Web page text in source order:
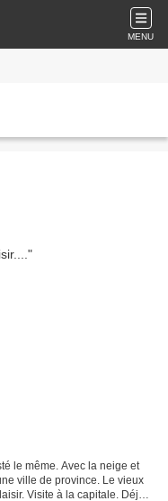
MENU
le même. Avec la neige et
ville de province. Le vieux